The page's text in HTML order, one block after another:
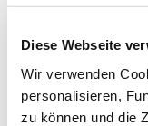
Diese Webseite
Wir verwenden
personalisieren,
zu können und die